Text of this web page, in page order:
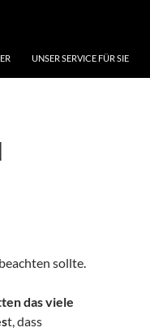
UNSER SERVICE FÜR SIE
sollte.
das viele
t, dass